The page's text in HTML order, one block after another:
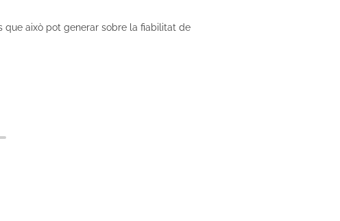
que això pot generar sobre la fiabilitat de